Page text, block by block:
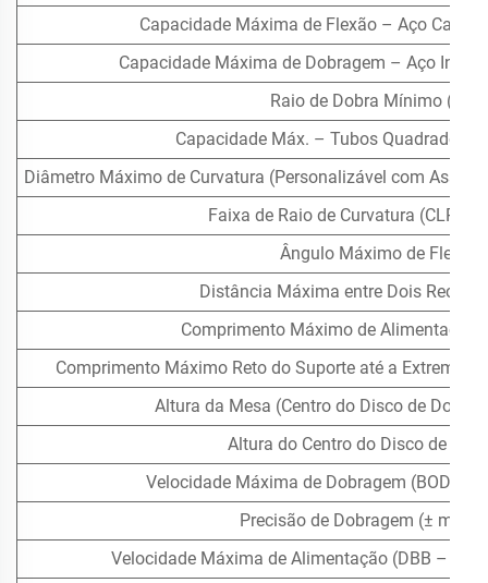
Capacidade Máxima de Flexão – Aço
Capacidade Máxima de Dobragem – Aço
Raio de Dobra Mínimo
Capacidade Máx. – Tubos Quadrados /
Diâmetro Máximo de Curvatura (Personalizável com
Faixa de Raio de Curvatura (CLR
Ângulo Máximo de Flexão
Distância Máxima entre Dois Recuos
Comprimento Máximo de Alimentação
Comprimento Máximo Reto do Suporte até a
Altura da Mesa (Centro do Disco de
Altura do Centro do Disco de
Velocidade Máxima de Dobragem (BOD –
Precisão de Dobragem (± mm
Velocidade Máxima de Alimentação (DBB –